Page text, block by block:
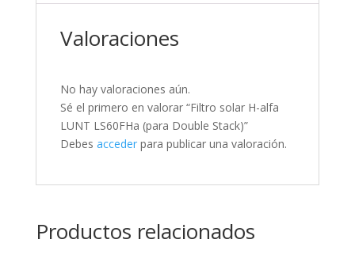
Valoraciones
No hay valoraciones aún.
Sé el primero en valorar “Filtro solar H-alfa
LUNT LS60FHa (para Double Stack)”
Debes accederpara publicar una valoración.
Productos relacionados